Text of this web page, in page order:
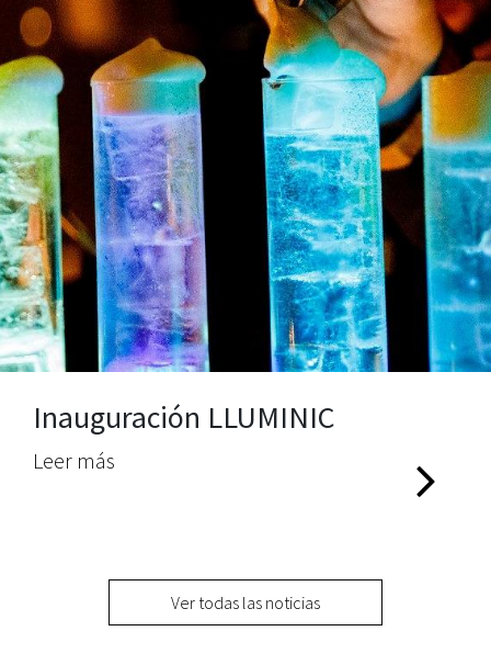
Inauguración LLUMINIC
Leer más
Ver todas las noticias